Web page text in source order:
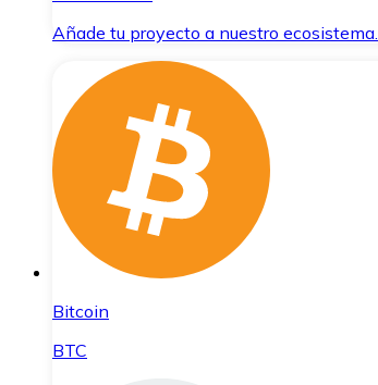
Añade tu proyecto a nuestro ecosistema.
Bitcoin
BTC